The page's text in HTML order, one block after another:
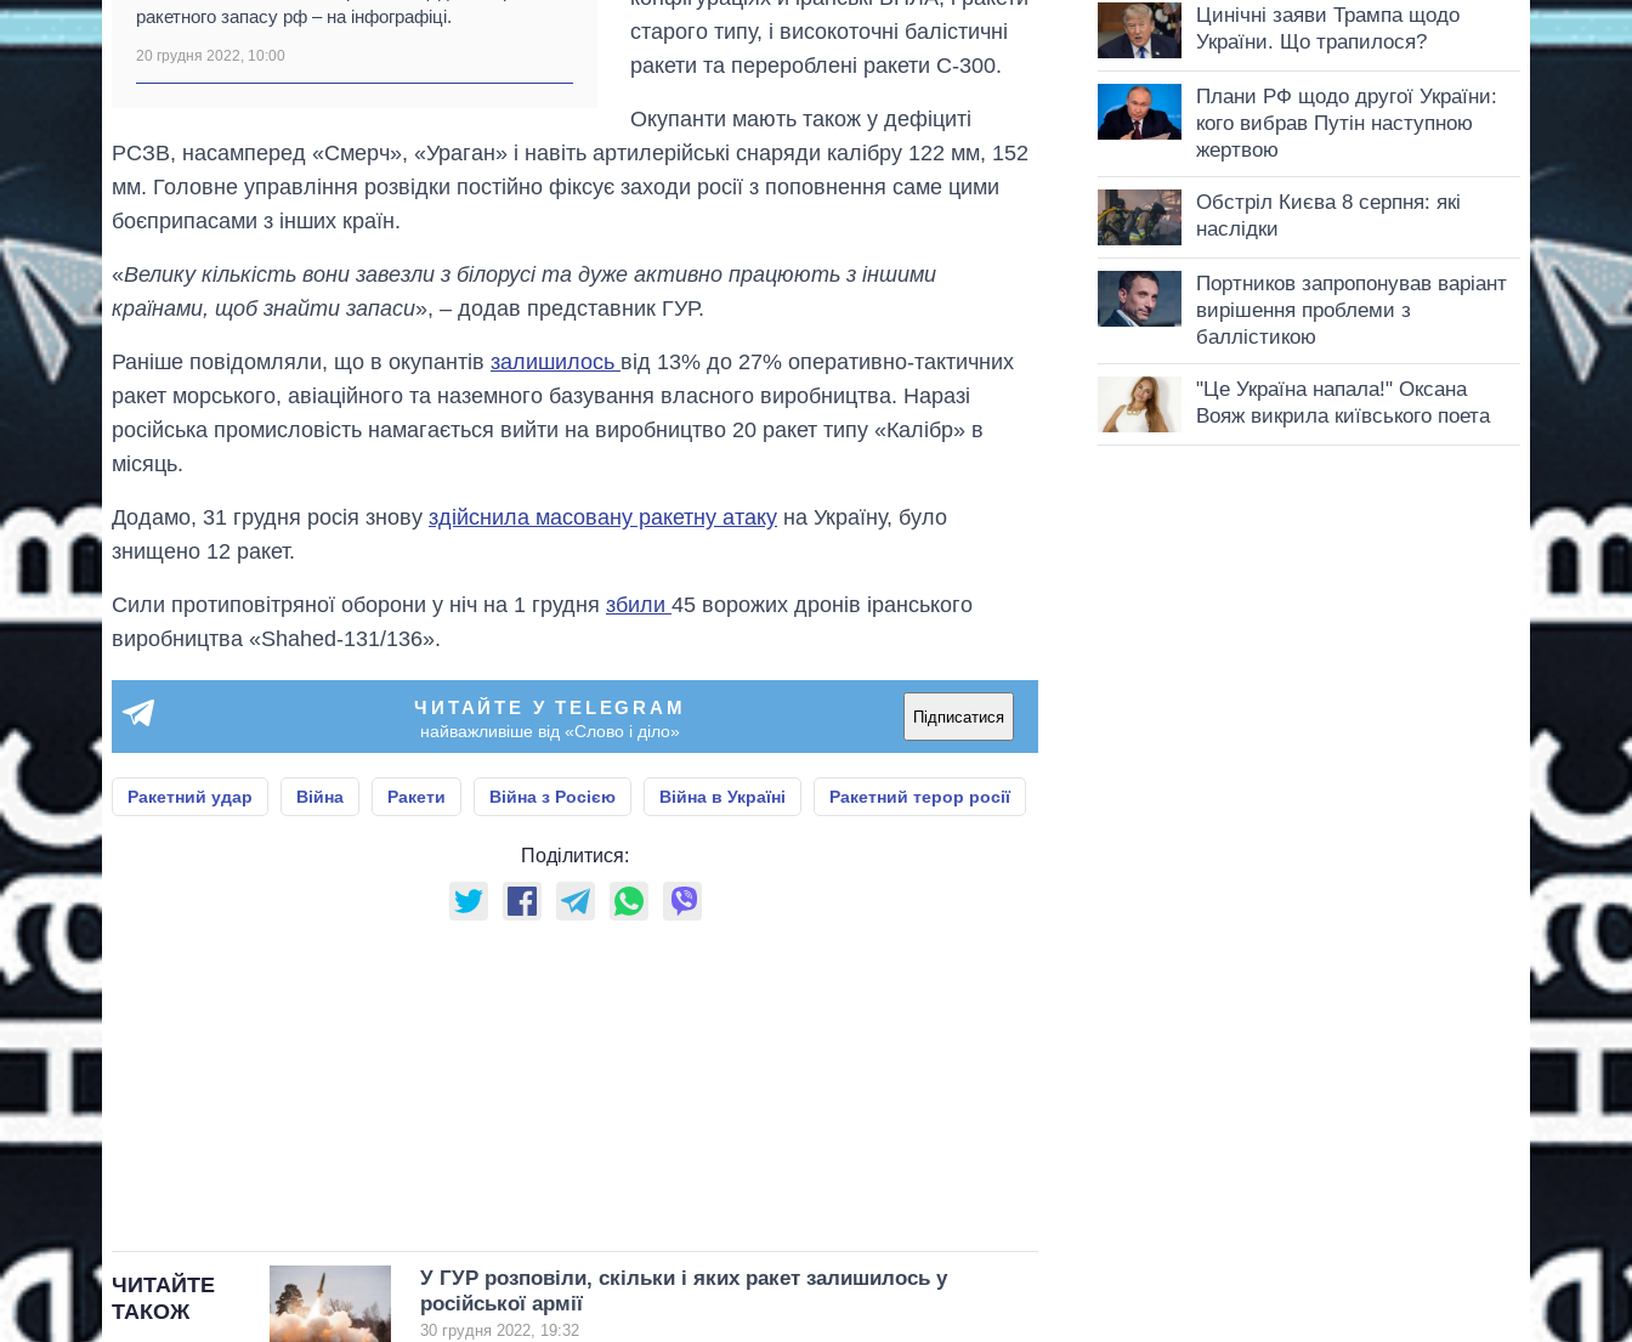
ракетного запасу рф – на інфографіці.
20 грудня 2022, 10:00
старого типу, і високоточні балістичні
ракети та перероблені ракети С-300.
Окупанти мають також у дефіциті
РСЗВ, насамперед «Смерч», «Ураган» і навіть артилерійські снаряди калібру 122 мм, 152
мм. Головне управління розвідки постійно фіксує заходи росії з поповнення саме цими
боєприпасами з інших країн.
«Велику кількість вони завезли з білорусі та дуже активно працюють з іншими
країнами, щоб знайти запаси», – додав представник ГУР.
Раніше повідомляли, що в окупантів залишилось від 13% до 27% оперативно-тактичних
ракет морського, авіаційного та наземного базування власного виробництва. Наразі
російська промисловість намагається вийти на виробництво 20 ракет типу «Калібр» в
місяць.
Додамо, 31 грудня росія знову здійснила масовану ракетну атаку на Україну, було
знищено 12 ракет.
Сили протиповітряної оборони у ніч на 1 грудня збили 45 ворожих дронів іранського
виробництва «Shahed-131/136».
ЧИТАЙТЕ У TELEGRAM
найважливіше від «Слово і діло»
Підписатися
Ракетний удар Війна Ракети Війна з Росією Війна в Україні Ракетний терор росії
Поділитися:
ЧИТАЙТЕ
ТАКОЖ
У ГУР розповіли, скільки і яких ракет залишилось у
російської армії
30 грудня 2022, 19:32